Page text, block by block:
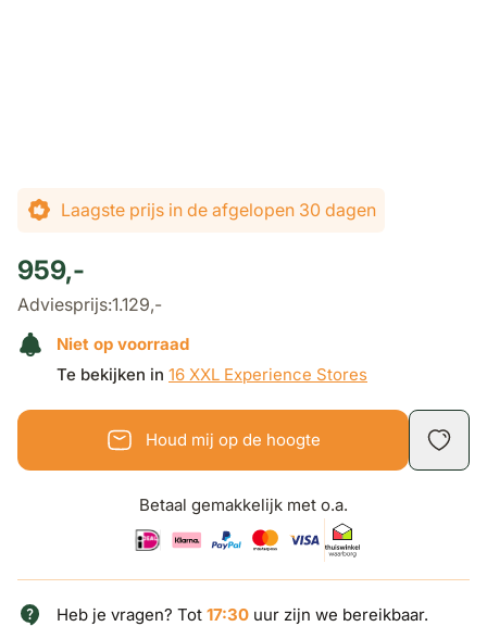
Laagste prijs in de afgelopen 30 dagen
959,-
Adviesprijs:1.129,-
Niet op voorraad
Te bekijken in 16 XXL Experience Stores
Houd mij op de hoogte
Betaal gemakkelijk met o.a.
Heb je vragen? Tot 17:30 uur zijn we bereikbaar.